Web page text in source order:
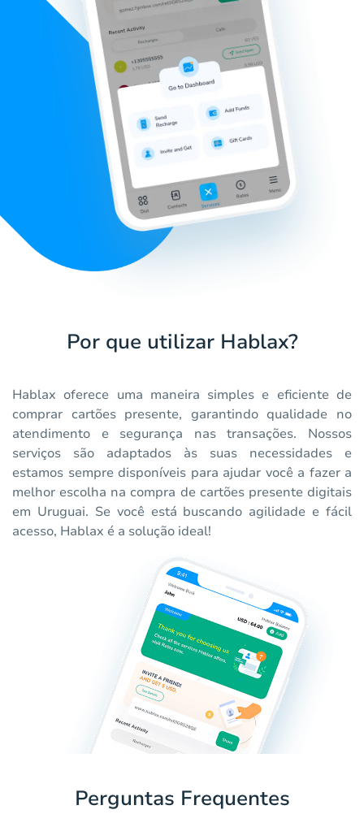
Por que utilizar Hablax?
Hablax oferece uma maneira simples e eficiente de
comprar cartões presente, garantindo qualidade no
atendimento e segurança nas transações. Nossos
serviços são adaptados às suas necessidades e
estamos sempre disponíveis para ajudar você a fazer a
melhor escolha na compra de cartões presente digitais
em Uruguai. Se você está buscando agilidade e fácil
acesso, Hablax é a solução ideal!
Perguntas Frequentes